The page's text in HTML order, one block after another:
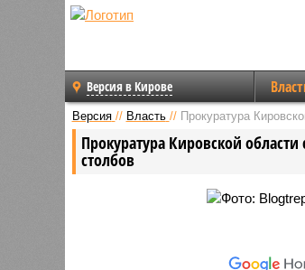
Версия в Кирове
Версия // Власть // Прокуратура
Прокуратура Кировской
столбов